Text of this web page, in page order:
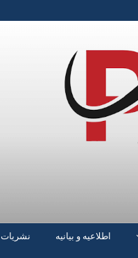
اطلاعیه و بیانیه نشریات